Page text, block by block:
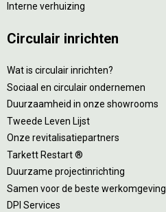
Interne verhuizing
Circulair inrichten
Wat is circulair inrichten?
Sociaal en circulair ondernemen
Duurzaamheid in onze showrooms
Tweede Leven Lijst
Onze revitalisatiepartners
Tarkett Restart ®
Duurzame projectinrichting
Samen voor de beste werkomgeving
DPI Services